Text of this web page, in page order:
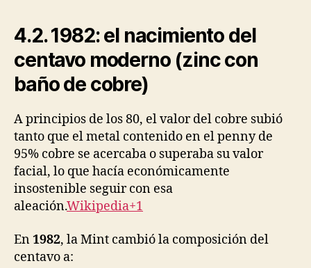
4.2. 1982: el nacimiento del
centavo moderno (zinc con
baño de cobre)
A principios de los 80, el valor del cobre subió
tanto que el metal contenido en el penny de
95% cobre se acercaba o superaba su valor
facial, lo que hacía económicamente
insostenible seguir con esa
aleación.Wikipedia+1
En1982, la Mint cambió la composición del
centavo a: